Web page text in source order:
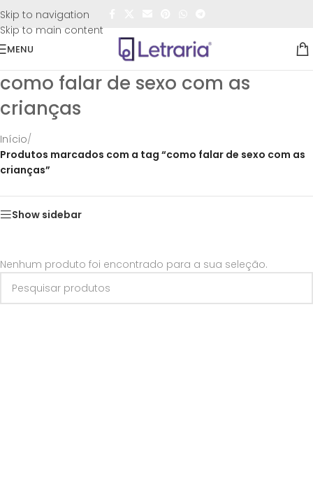
Skip to navigation
Skip to main content
FRETE GRÁTIS
MENU
como falar de sexo com as
crianças
Início/
Produtos marcados com a tag “como falar de sexo com as
crianças”
Show sidebar
Nenhum produto foi encontrado para a sua seleção.